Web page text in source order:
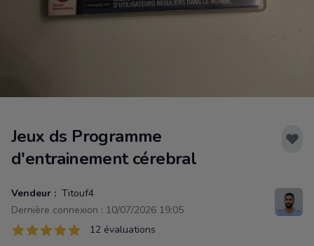
Jeux ds Programme
d'entrainement cérebral
Vendeur : Titouf4
Dernière connexion : 10/07/2026 19:05
Évaluations
12 sur 5 étoiles 12 évaluations